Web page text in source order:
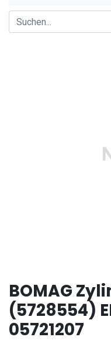
BOMAG
(5728554)
05721207